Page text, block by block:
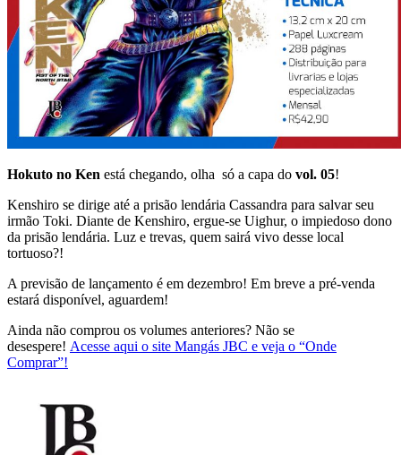
Hokuto no Ken está chegando, olha só a capa do vol. 05!
Kenshiro se dirige até a prisão lendária Cassandra para salvar seu
irmão Toki. Diante de Kenshiro, ergue-se Uighur, o impiedoso dono
da prisão lendária. Luz e trevas, quem sairá vivo desse local
tortuoso?!
A previsão de lançamento é em dezembro! Em breve a pré-venda
estará disponível, aguardem!
Ainda não comprou os volumes anteriores? Não se
desespere! Acesse aqui o site Mangás JBC e veja o “Onde
Comprar”!